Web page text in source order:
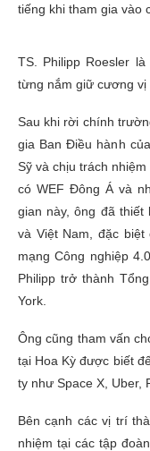
tiếng khi tham gia vào
TS. Philipp Roesler
từng nắm giữ cương vị
Sau khi rời chính
gia Ban Điều hành
Sỹ và chịu trách
có WEF Đông Á và
gian này, ông đã
và Việt Nam, đặc
mạng Công nghiệp
Philipp trở thành
York.
Ông cũng tham vấn
tại Hoa Kỳ được biết
ty như Space X, Uber,
Bên cạnh các vị trí
nhiệm tại các tập